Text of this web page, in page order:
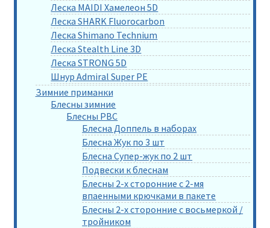
Леска MAIDI Хамелеон 5D
Леска SHARK Fluorocarbon
Леска Shimano Technium
Леска Stealth Line 3D
Леска STRONG 5D
Шнур Admiral Super PE
Зимние приманки
Блесны зимние
Блесны РВС
Блесна Доппель в наборах
Блесна Жук по 3 шт
Блесна Супер-жук по 2 шт
Подвески к блеснам
Блесны 2-х сторонние с 2-мя
впаенными крючками в пакете
Блесны 2-х сторонние с восьмеркой /
тройником